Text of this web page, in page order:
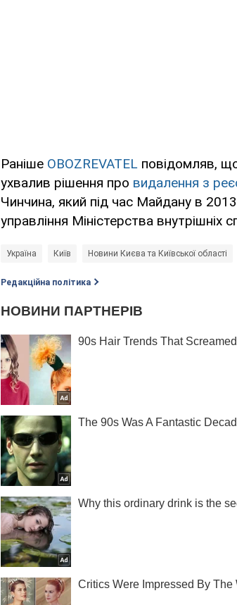
Раніше OBOZREVATEL повідомляв,
ухвалив рішення про видалення з
Чинчина, який під час Майдану в
управління Міністерства внутрішніх
Україна Київ Новини Києва та Київської області
Редакційна політика